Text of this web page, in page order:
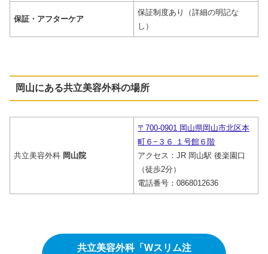
保証・アフターケア
保証制度あり（詳細の明記な
し）
岡山にある共立美容外科の場所
共立美容外科 岡山院
〒700-0901 岡山県岡山市北区本
町６−３６ １号館６階
アクセス：JR 岡山駅 後楽園口
（徒歩2分）
電話番号：0868012636
共立美容外科「Wスリム注